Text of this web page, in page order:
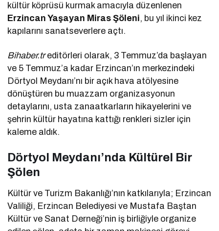
kültür köprüsü kurmak amacıyla düzenlenen
Erzincan Yaşayan Miras Şöleni, bu yıl ikinci kez
kapılarını sanatseverlere açtı.
Bihaber.treditörleri olarak, 3 Temmuz’da başlayan
ve 5 Temmuz’a kadar Erzincan’ın merkezindeki
Dörtyol Meydanı’nı bir açık hava atölyesine
dönüştüren bu muazzam organizasyonun
detaylarını, usta zanaatkarların hikayelerini ve
şehrin kültür hayatına kattığı renkleri sizler için
kaleme aldık.
Dörtyol Meydanı’nda Kültürel Bir
Şölen
Kültür ve Turizm Bakanlığı’nın katkılarıyla; Erzincan
Valiliği, Erzincan Belediyesi ve Mustafa Baştan
Kültür ve Sanat Derneği’nin iş birliğiyle organize